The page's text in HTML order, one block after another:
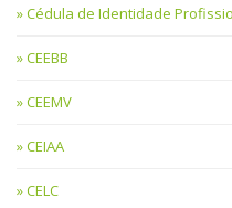
Cédula de Identidade
CEEBB
CEEMV
CEIAA
CELC